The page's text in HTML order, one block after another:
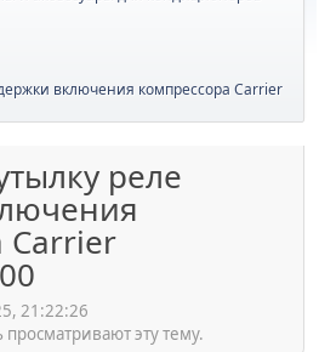
включения компрессора Carrier
реле
Carrier
21:22:26
эту тему.